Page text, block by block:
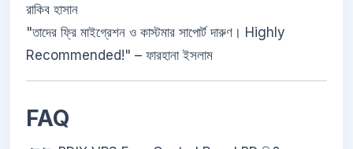
রাকিব হাসান
"তাদের ফ্রি মাইগ্রেশন ও কাস্টমার সাপোর্ট দারুণ। Highly
Recommended!" – ফারহানা ইসলাম
FAQ